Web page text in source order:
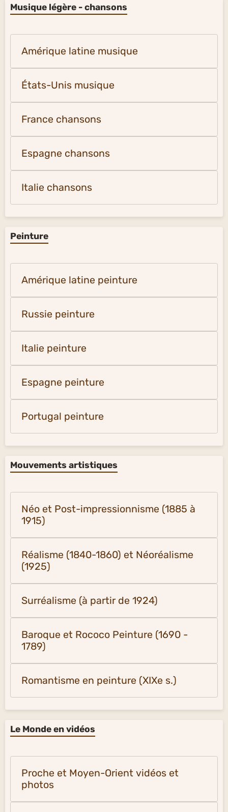
Musique légère - chansons
Amérique latine musique
États-Unis musique
France chansons
Espagne chansons
Italie chansons
Peinture
Amérique latine peinture
Russie peinture
Italie peinture
Espagne peinture
Portugal peinture
Mouvements artistiques
Néo et Post-impressionnisme (1885 à
1915)
Réalisme (1840-1860) et Néoréalisme
(1925)
Surréalisme (à partir de 1924)
Baroque et Rococo Peinture (1690 -
1789)
Romantisme en peinture (XIXe s.)
Le Monde en vidéos
Proche et Moyen-Orient vidéos et
photos